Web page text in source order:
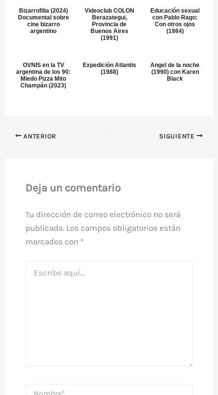
Bizarrofilia (2024)
Documental sobre
cine bizarro
argentino
Videoclub COLON
Berazategui,
Provincia de
Buenos Aires
(1991)
Educación sexual
con Pablo Rago:
Con otros ojos
(1984)
OVNIS en la TV
argentina de los 90:
Miedo Pizza Mito
Champán (2023)
Expedición Atlantis
(1988)
Angel de la noche
(1990) con Karen
Black
ANTERIOR SIGUIENTE
Deja un comentario
Tu dirección de correo electrónico no será
publicada. Los campos obligatorios están
marcados con *
aquí...